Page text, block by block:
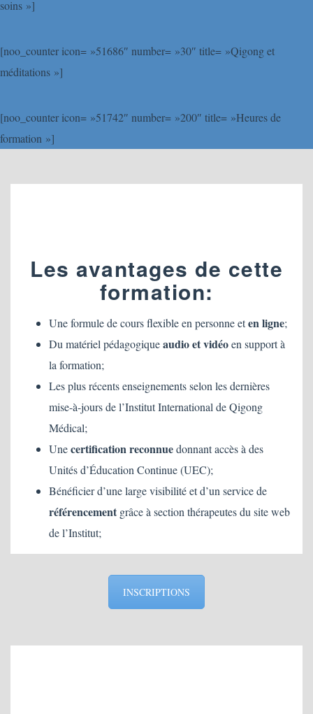
soins »]
[noo_counter icon= »51686″ number= »30″ title= »Qigong et
méditations »]
[noo_counter icon= »51742″ number= »200″ title= »Heures de
formation »]
Les avantages de cette
formation:
Une formule de cours flexible en personne eten ligne;
Du matériel pédagogiqueaudio et vidéoen support à
la formation;
Les plus récents enseignements selon les dernières
mise-à-jours de l’Institut International de Qigong
Médical;
Unecertification reconnuedonnant accès à des
Unités d’Éducation Continue (UEC);
Bénéficier d’une large visibilité et d’un service de
référencement grâce à section thérapeutes du site web
de l’Institut;
INSCRIPTIONS